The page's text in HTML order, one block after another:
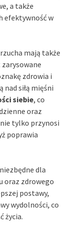
a także
efektywność w
mają także
zdrowia i
siłą mięśni
siebie, co
oraz
tylko przynosi
poprawia
dla
oraz zdrowego
postawy,
wydolności, co
życia.